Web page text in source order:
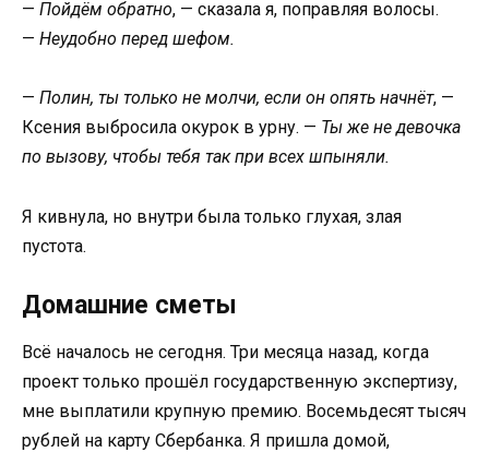
— Пойдём обратно, — сказала я, поправляя волосы.
— Неудобно перед шефом.
— Полин, ты только не молчи, если он опять начнёт, —
Ксения выбросила окурок в урну. — Ты же не девочка
по вызову, чтобы тебя так при всех шпыняли.
Я кивнула, но внутри была только глухая, злая
пустота.
Домашние сметы
Всё началось не сегодня. Три месяца назад, когда
проект только прошёл государственную экспертизу,
мне выплатили крупную премию. Восемьдесят тысяч
рублей на карту Сбербанка. Я пришла домой,